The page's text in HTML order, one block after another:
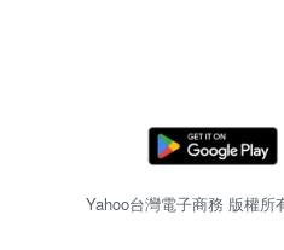
Yahoo台灣電子商務 版權